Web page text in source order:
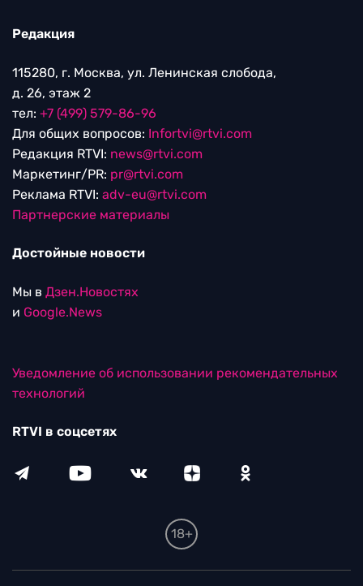
Редакция
115280, г. Москва, ул. Ленинская слобода,
д. 26, этаж 2
тел: +7 (499) 579-86-96
Для общих вопросов: Infortvi@rtvi.com
Редакция RTVI: news@rtvi.com
Маркетинг/PR: pr@rtvi.com
Реклама RTVI: adv-eu@rtvi.com
Партнерские материалы
Достойные новости
Мы в Дзен.Новостях
и Google.News
Уведомление об использовании рекомендательных
технологий
RTVI в соцсетях
18+